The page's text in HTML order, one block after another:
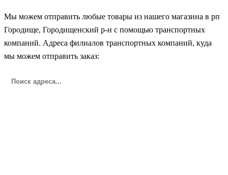
Мы можем отправить любые товары из нашего магазина в рп
Городище, Городищенский р-н с помощью транспортных
компаний. Адреса филиалов транспортных компаний, куда
мы можем отправить заказ: